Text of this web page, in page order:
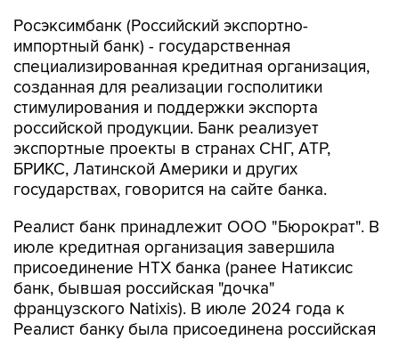
Росэксимбанк (Российский экспортно-
импортный банк) - государственная
специализированная кредитная организация,
созданная для реализации госполитики
стимулирования и поддержки экспорта
российской продукции. Банк реализует
экспортные проекты в странах СНГ, АТР,
БРИКС, Латинской Америки и других
государствах, говорится на сайте банка.
Реалист банк принадлежит ООО "Бюрократ". В
июле кредитная организация завершила
присоединение НТХ банка (ранее Натиксис
банк, бывшая российская "дочка"
французского Natixis). В июле 2024 года к
Реалист банку была присоединена российская